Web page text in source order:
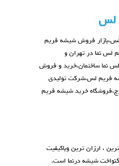
لس
لس،بازار فروش شیشه فریم
لس نما در تهران و
نما ساختمان،خرید و فروش
فریم لس،شرکت تولیدی
خرید شیشه فریم
، ارزان ترین وباکیفیت
شیشه درنما است.